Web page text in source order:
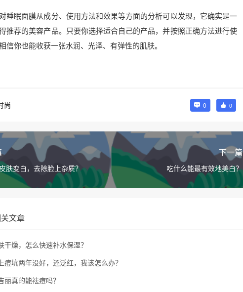
睡眠面膜从成分、使用方法和效果等方面的分析可以发现，它确实是一
推荐的美容产品。只要你选择适合自己的产品，并按照正确方法进行使
信你也能收获一张水润、光泽、有弹性的肌肤。
尚 0 0
肤变白，去除脸上杂质？
下一篇
吃什么能最有效地美白？
文章
干燥，怎么快速补水保湿？
痘坑两年没好，还泛红，我该怎么办？
丽真的能祛痘吗？